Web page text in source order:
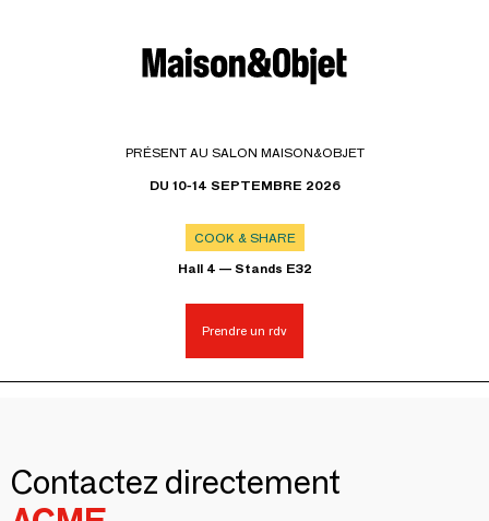
PRÉSENT AU SALON MAISON&OBJET
DU 10-14 SEPTEMBRE 2026
COOK & SHARE
Hall 4 — Stands E32
Prendre un rdv
Contactez directement